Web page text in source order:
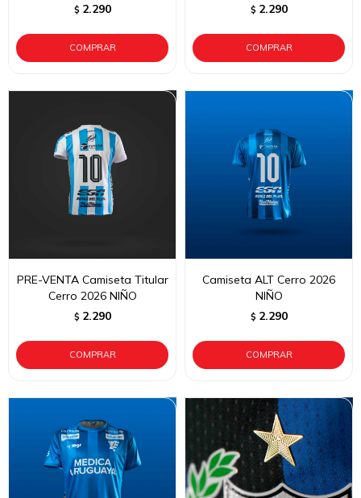
$ 2.290 $ 2.290
PRE-VENTA Camiseta Titular
Cerro 2026 NIÑO
$ 2.290
Camiseta ALT Cerro 2026
NIÑO
$ 2.290